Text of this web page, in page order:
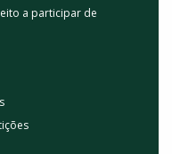
a participar de